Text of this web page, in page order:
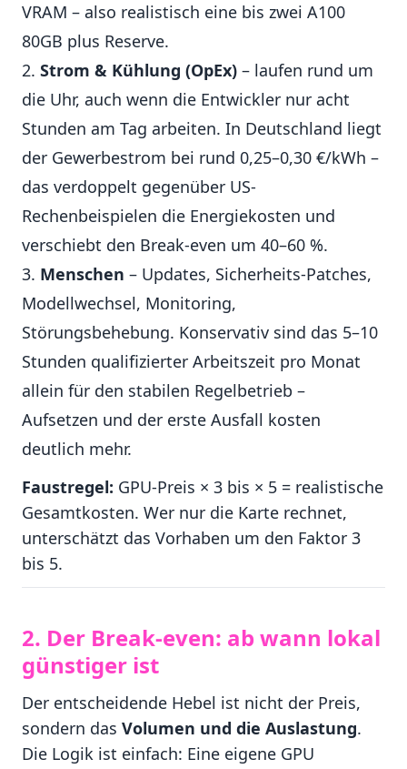
VRAM – also realistisch eine bis zwei A100
80GB plus Reserve.
Strom & Kühlung (OpEx) – laufen rund um
die Uhr, auch wenn die Entwickler nur acht
Stunden am Tag arbeiten. In Deutschland liegt
der Gewerbestrom bei rund 0,25–0,30 €/kWh –
das verdoppelt gegenüber US-
Rechenbeispielen die Energiekosten und
verschiebt den Break-even um 40–60 %.
Menschen – Updates, Sicherheits-Patches,
Modellwechsel, Monitoring,
Störungsbehebung. Konservativ sind das 5–10
Stunden qualifizierter Arbeitszeit pro Monat
allein für den stabilen Regelbetrieb –
Aufsetzen und der erste Ausfall kosten
deutlich mehr.
Faustregel: GPU-Preis × 3 bis × 5 = realistische
Gesamtkosten. Wer nur die Karte rechnet,
unterschätzt das Vorhaben um den Faktor 3
bis 5.
2. Der Break-even: ab wann lokal
günstiger ist
Der entscheidende Hebel ist nicht der Preis,
sondern das Volumen und die Auslastung.
Die Logik ist einfach: Eine eigene GPU